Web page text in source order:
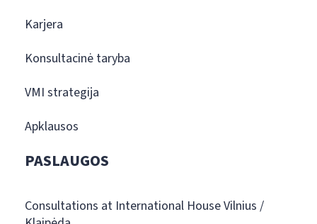
Karjera
Konsultacinė taryba
VMI strategija
Apklausos
PASLAUGOS
Consultations at International House Vilnius /